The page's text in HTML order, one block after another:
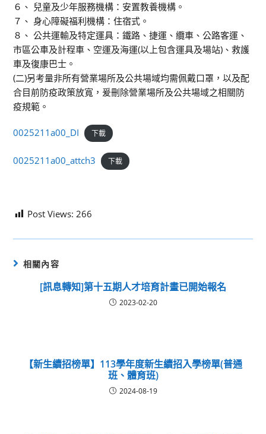
６、 兒童及少年服務機構：安置教養機構。
７、 身心障礙福利機構：住宿式。
８、 公共運輸及特定運具：鐵路、捷運、纜車、公路客運、
市區公車及計程車、空運及海運(以上包含運具及場站)、救護
車及復康巴士。
(二)另考量非所有營業場所及公共場域均需佩戴口罩，以及配
合目前防疫政策放寬，爰刪除營業場所及公共場域之相關防
疫規範。
0025211a00_DI 下載
0025211a00_attch3 下載
Post Views: 266
相關內容
[訊息轉知]第十五期人才培育計畫已開始報名
2023-02-20
【新生續招榜單】113學年度新生續招入學榜單(普通
班、體育班)
2024-08-19